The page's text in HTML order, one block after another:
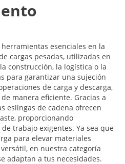
esenciales en la
cargas pesadas, utilizadas en
construcción, la logística o la
para garantizar una sujeción
de carga y descarga,
manera eficiente. Gracias a
eslingas de cadena ofrecen
proporcionando
trabajo exigentes. Ya sea que
para elevar materiales
en nuestra categoría
adaptan a tus necesidades.